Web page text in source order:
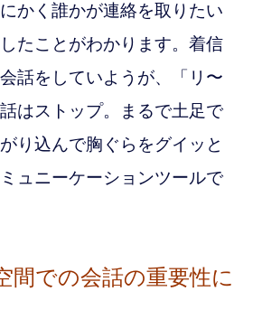
かく誰かが連絡を取りたい
たことがわかります。着信
話をしていようが、「リ〜
はストップ。まるで土足で
り込んで胸ぐらをグイッと
ュニーケーションツールで
間での会話の重要性に